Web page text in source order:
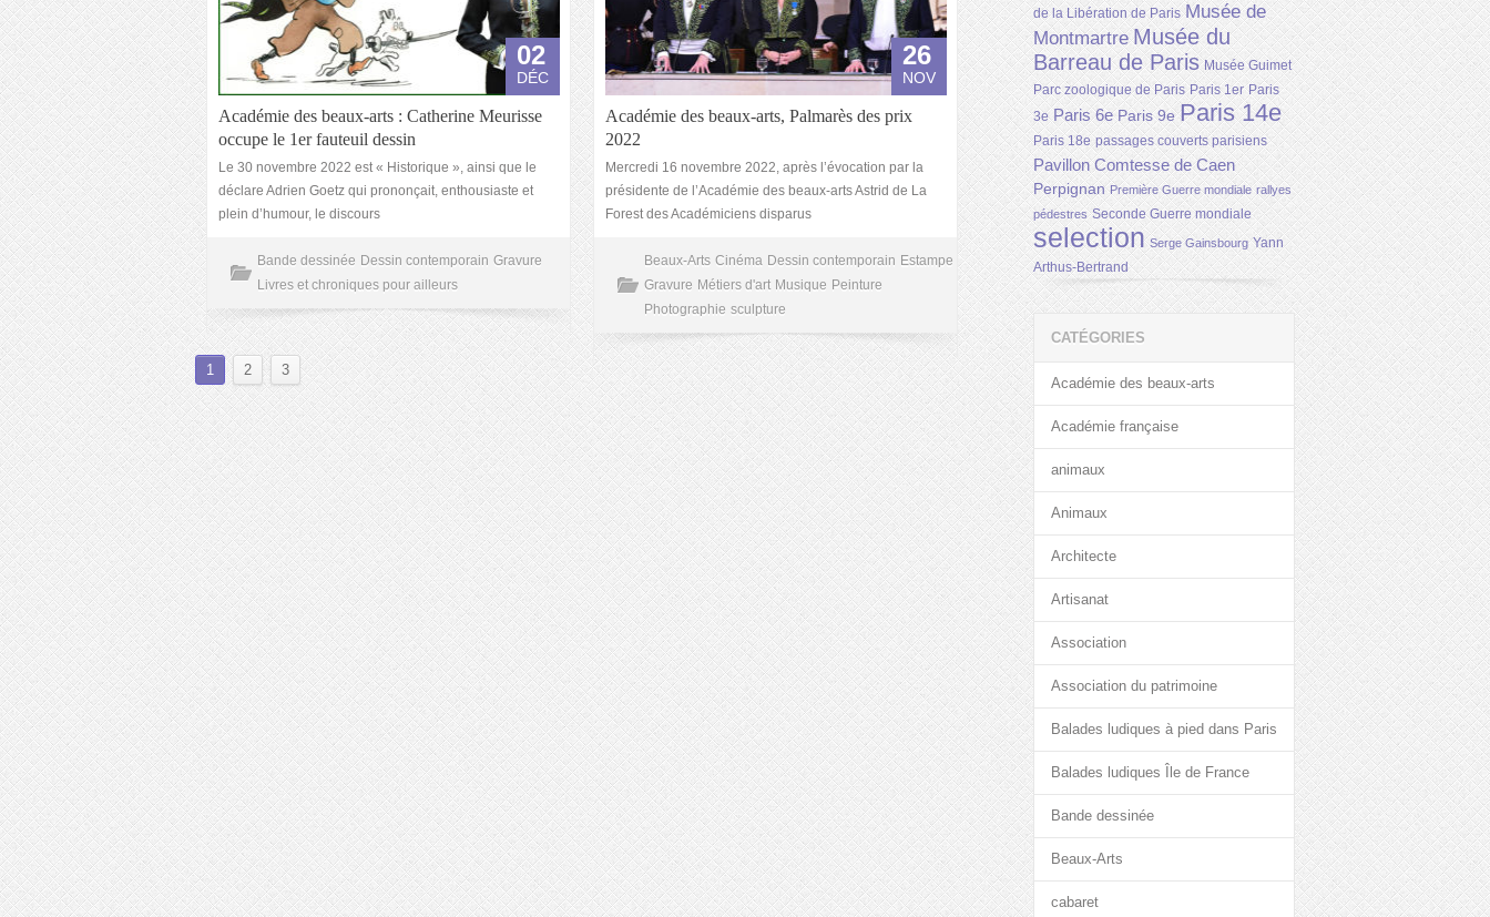
02
DÉC
Académie des beaux-arts : Catherine Meurisse
occupe le 1er fauteuil dessin
Le 30 novembre 2022 est « Historique », ainsi que le
déclare Adrien Goetz qui prononçait, enthousiaste et
plein d’humour, le discours
Bande dessinée Dessin contemporain Gravure
Livres et chroniques pour ailleurs
26
NOV
Académie des beaux-arts, Palmarès des prix
2022
Mercredi 16 novembre 2022, après l’évocation par la
présidente de l’Académie des beaux-arts Astrid de La
Forest des Académiciens disparus
Beaux-Arts Cinéma Dessin contemporain Estampe
Gravure Métiers d'art Musique Peinture
Photographie sculpture
1 2 3
de la Libération de Paris Musée de
Montmartre Musée du
Barreau de Paris Musée Guimet
Parc zoologique de Paris Paris 1er Paris
3e Paris 6e Paris 9e Paris 14e
Paris 18e passages couverts parisiens
Pavillon Comtesse de Caen
Perpignan Première Guerre mondiale rallyes
pédestres Seconde Guerre mondiale
selection Serge Gainsbourg Yann
Arthus-Bertrand
CATÉGORIES
Académie des beaux-arts
Académie française
animaux
Animaux
Architecte
Artisanat
Association
Association du patrimoine
Balades ludiques à pied dans Paris
Balades ludiques Île de France
Bande dessinée
Beaux-Arts
cabaret